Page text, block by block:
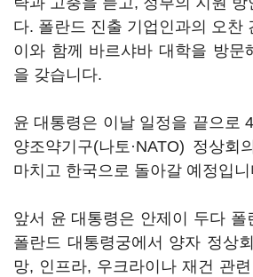
다. 폴란드 진출 기업인과의 오찬
이와 함께 바르샤바 대학을 방문
을 갖습니다.
윤 대통령은 이날 일정을 끝으로
양조약기구(나토·NATO) 정상회
마치고 한국으로 돌아갈 예정입니
앞서 윤 대통령은 안제이 두다 폴
폴란드 대통령궁에서 양자 정상
망, 인프라, 우크라이나 재건 관